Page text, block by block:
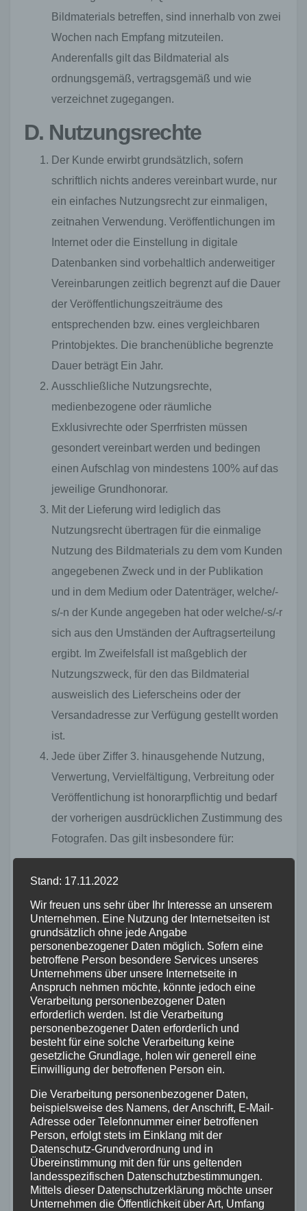
Bildmaterials betreffen, sind innerhalb von zwei
Wochen nach Empfang mitzuteilen.
Anderenfalls gilt das Bildmaterial als
ordnungsgemäß, vertragsgemäß und wie
verzeichnet zugegangen.
D. Nutzungsrechte
Der Kunde erwirbt grundsätzlich, sofern
schriftlich nichts anderes vereinbart wurde, nur
ein einfaches Nutzungsrecht zur einmaligen,
zeitnahen Verwendung. Veröffentlichungen im
Internet oder die Einstellung in digitale
Datenbanken sind vorbehaltlich anderweitiger
Vereinbarungen zeitlich begrenzt auf die Dauer
der Veröffentlichungszeiträume des
entsprechenden bzw. eines vergleichbaren
Printobjektes. Die branchenübliche begrenzte
Dauer beträgt Ein Jahr.
Ausschließliche Nutzungsrechte,
medienbezogene oder räumliche
Exklusivrechte oder Sperrfristen müssen
gesondert vereinbart werden und bedingen
einen Aufschlag von mindestens 100% auf das
jeweilige Grundhonorar.
Mit der Lieferung wird lediglich das
Nutzungsrecht übertragen für die einmalige
Nutzung des Bildmaterials zu dem vom Kunden
angegebenen Zweck und in der Publikation
und in dem Medium oder Datenträger, welche/-
s/-n der Kunde angegeben hat oder welche/-s/-r
sich aus den Umständen der Auftragserteilung
ergibt. Im Zweifelsfall ist maßgeblich der
Nutzungszweck, für den das Bildmaterial
ausweislich des Lieferscheins oder der
Versandadresse zur Verfügung gestellt worden
ist.
Jede über Ziffer 3. hinausgehende Nutzung,
Verwertung, Vervielfältigung, Verbreitung oder
Veröffentlichung ist honorarpflichtig und bedarf
der vorherigen ausdrücklichen Zustimmung des
Fotografen. Das gilt insbesondere für:
Sammelbänden, produktbegleitenden
Prospekten, bei Werbemaßnahmen oder bei
sonstigen Nachdrucken, jegliche Bearbeitung,
Änderung oder Umgestaltung des
Bildmaterials,
die Digitalisierung, Speicherung oder
Duplizierung des Bildmaterials auf
Datenträgern aller Art (z.B. magnetische,
optische, magnetooptische oder elektronische
Trägermedien wie CD-ROM, DVD, Festplatten,
Arbeitsspeicher, Cloud, Mikrofilm etc.), soweit
dieses nicht nur der technischen Verarbeitung
und Verwaltung des Bildmaterials gem. Ziff. C
5. dieser AGB dient,
jegliche Vervielfältigung oder Nutzung der
Stand: 17.11.2022
Wir freuen uns sehr über Ihr Interesse an unserem
Unternehmen. Eine Nutzung der Internetseiten ist
grundsätzlich ohne jede Angabe
personenbezogener Daten möglich. Sofern eine
betroffene Person besondere Services unseres
Unternehmens über unsere Internetseite in
Anspruch nehmen möchte, könnte jedoch eine
Verarbeitung personenbezogener Daten
erforderlich werden. Ist die Verarbeitung
personenbezogener Daten erforderlich und
besteht für eine solche Verarbeitung keine
gesetzliche Grundlage, holen wir generell eine
Einwilligung der betroffenen Person ein.
Die Verarbeitung personenbezogener Daten,
beispielsweise des Namens, der Anschrift, E-Mail-
Adresse oder Telefonnummer einer betroffenen
Person, erfolgt stets im Einklang mit der
Datenschutz-Grundverordnung und in
Übereinstimmung mit den für uns geltenden
landesspezifischen Datenschutzbestimmungen.
Mittels dieser Datenschutzerklärung möchte unser
Unternehmen die Öffentlichkeit über Art, Umfang